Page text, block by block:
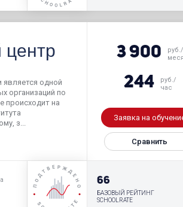
центр
одной
организаций по
происходит на
з...
3 900
руб./
244
руб./
час
Заявка на
Сравнить
66
БАЗОВЫЙ РЕЙТИНГ
SCHOOLRATE